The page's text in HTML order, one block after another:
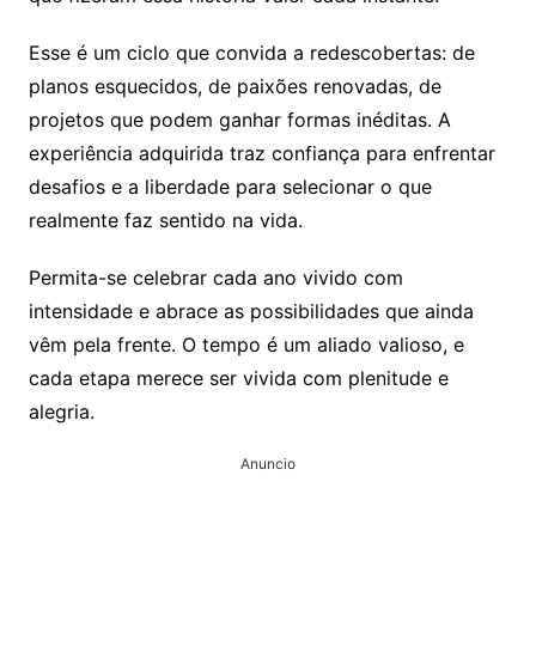
Esse é um ciclo que convida a redescobertas: de
planos esquecidos, de paixões renovadas, de
projetos que podem ganhar formas inéditas. A
experiência adquirida traz confiança para enfrentar
desafios e a liberdade para selecionar o que
realmente faz sentido na vida.
Permita-se celebrar cada ano vivido com
intensidade e abrace as possibilidades que ainda
vêm pela frente. O tempo é um aliado valioso, e
cada etapa merece ser vivida com plenitude e
alegria.
Anuncio